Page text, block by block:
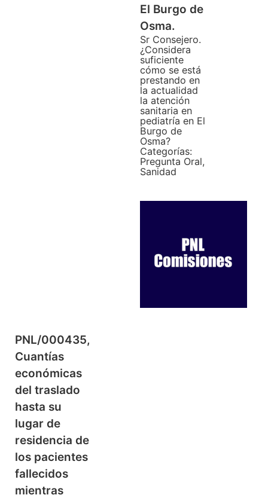
El Burgo de
Osma.
Sr Consejero.
¿Considera
suficiente
cómo se está
prestando en
la actualidad
la atención
sanitaria en
pediatría en El
Burgo de
Osma?
Categorías:
Pregunta Oral,
Sanidad
PNL/000435,
Cuantías
económicas
del traslado
hasta su
lugar de
residencia de
los pacientes
fallecidos
mientras